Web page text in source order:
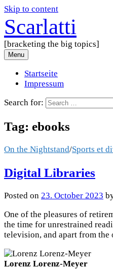
Skip to content
Scarlatti
[bracketing the big topics]
Menu
Startseite
Impressum
Search for:
Tag: ebooks
On the Nightstand/Sports et
Digital Libraries
Posted on 23. October 2023
One of the pleasures of
the time for unrestrained
television, and apart from the
Lorenz Lorenz-Meyer